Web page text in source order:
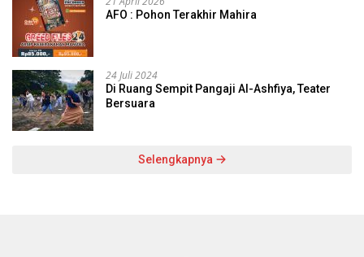
AFO : Pohon Terakhir Mahira
24 Juli 2024
Di Ruang Sempit Pangaji Al-Ashfiya, Teater
Bersuara
Selengkapnya